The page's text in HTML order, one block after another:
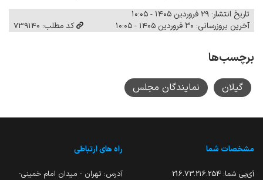
تاریخ انتشار: ۲۹ فروردین ۱۴۰۵ - ۱۰:۰۵
آخرین بروزرسانی: ۳۰ فروردین ۱۴۰۵ - ۱۰:۰۵
کد مطلب: 739140
برچسب‌ها
گیلان نمایندگان مجلس
مشخصات شما
آی‌پی شما: 216.73.216.254
راه های ارتباطی
آدرس: تهران - میدان امام خمینی-